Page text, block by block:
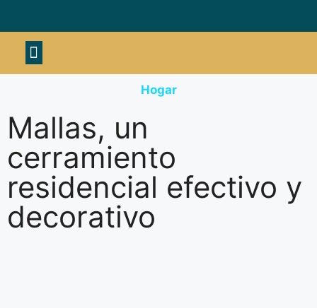
Hogar
Mallas, un
cerramiento
residencial efectivo y
decorativo